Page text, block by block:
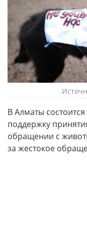
В Алматы
поддержку
обращении с
за жестокое